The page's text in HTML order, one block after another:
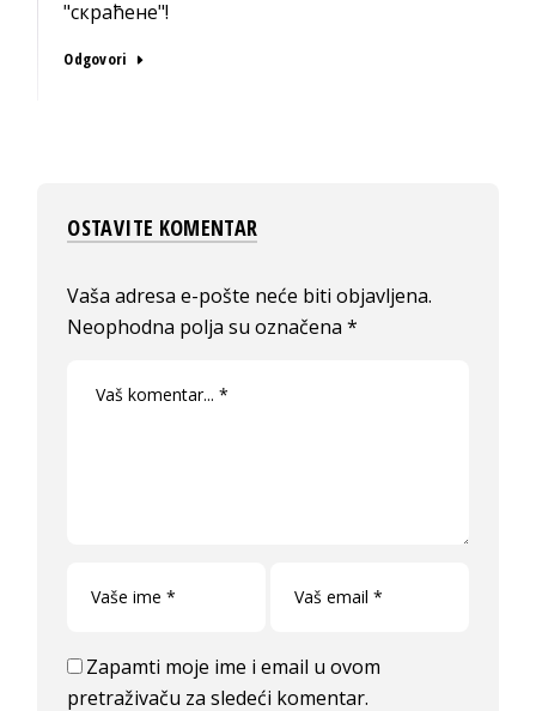
"скраћене"!
Odgovori
OSTAVITE KOMENTAR
Vaša adresa e-pošte neće biti objavljena.
Neophodna polja su označena*
Zapamti moje ime i email u ovom
pretraživaču za sledeći komentar.